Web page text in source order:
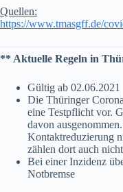
Quellen:
https://www.tmasgff.de/
** Aktuelle Regeln in
Gültig ab 02.06.2021
Die Thüringer
eine Testpflicht vor.
davon
Kontaktreduzierung
zählen dort auch
Bei einer Inzidenz
Notbremse